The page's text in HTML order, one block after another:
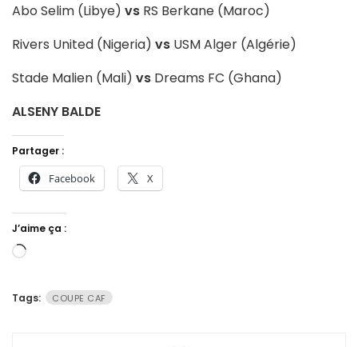
Abo Selim (Libye) vs RS Berkane (Maroc)
Rivers United (Nigeria) vs USM Alger (Algérie)
Stade Malien (Mali) vs Dreams FC (Ghana)
ALSENY BALDE
Partager :
Facebook X
J’aime ça :
Chargement…
Tags: COUPE CAF